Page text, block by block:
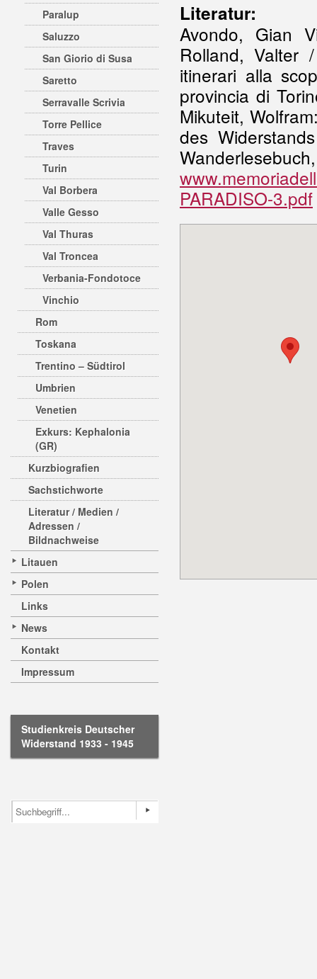
Paralup
Saluzzo
San Giorio di Susa
Saretto
Serravalle Scrivia
Torre Pellice
Traves
Turin
Val Borbera
Valle Gesso
Val Thuras
Val Troncea
Verbania-Fondotoce
Vinchio
Rom
Toskana
Trentino – Südtirol
Umbrien
Venetien
Exkurs: Kephalonia
(GR)
Kurzbiografien
Sachstichworte
Literatur / Medien /
Adressen /
Bildnachweise
Litauen
Polen
Links
News
Kontakt
Impressum
Studienkreis Deutscher
Widerstand 1933 - 1945
Literatur:
Avondo, Gian
Rolland, Valter
itinerari alla
provincia di
Mikuteit,
des
PARADISO-3.pdf